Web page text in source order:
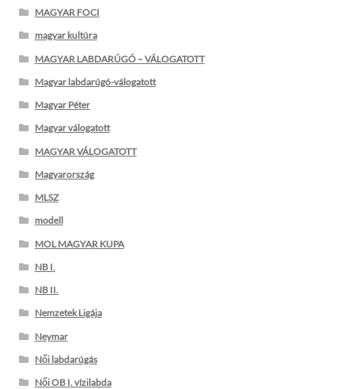
MAGYAR FOCI
magyar kultúra
MAGYAR LABDARÚGÓ – VÁLOGATOTT
Magyar labdarúgó-válogatott
Magyar Péter
Magyar válogatott
MAGYAR VÁLOGATOTT
Magyarország
MLSZ
modell
MOL MAGYAR KUPA
NB I.
NB II.
Nemzetek Ligája
Neymar
Női labdarúgás
Női OB I. vízilabda